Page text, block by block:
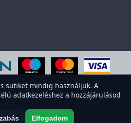
sütiket mindig használjuk. A
adatkezeléshez a hozzájárulásod
Elfogadom
a felhasználói élmény javítása érdekében.
Elfogadod a sütiket?
Elfogadom Elutasítom